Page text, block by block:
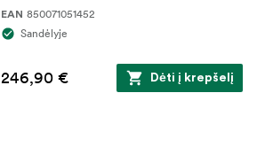
EAN 850071051452
Sandėlyje
246,90 € Dėti į krepšelį